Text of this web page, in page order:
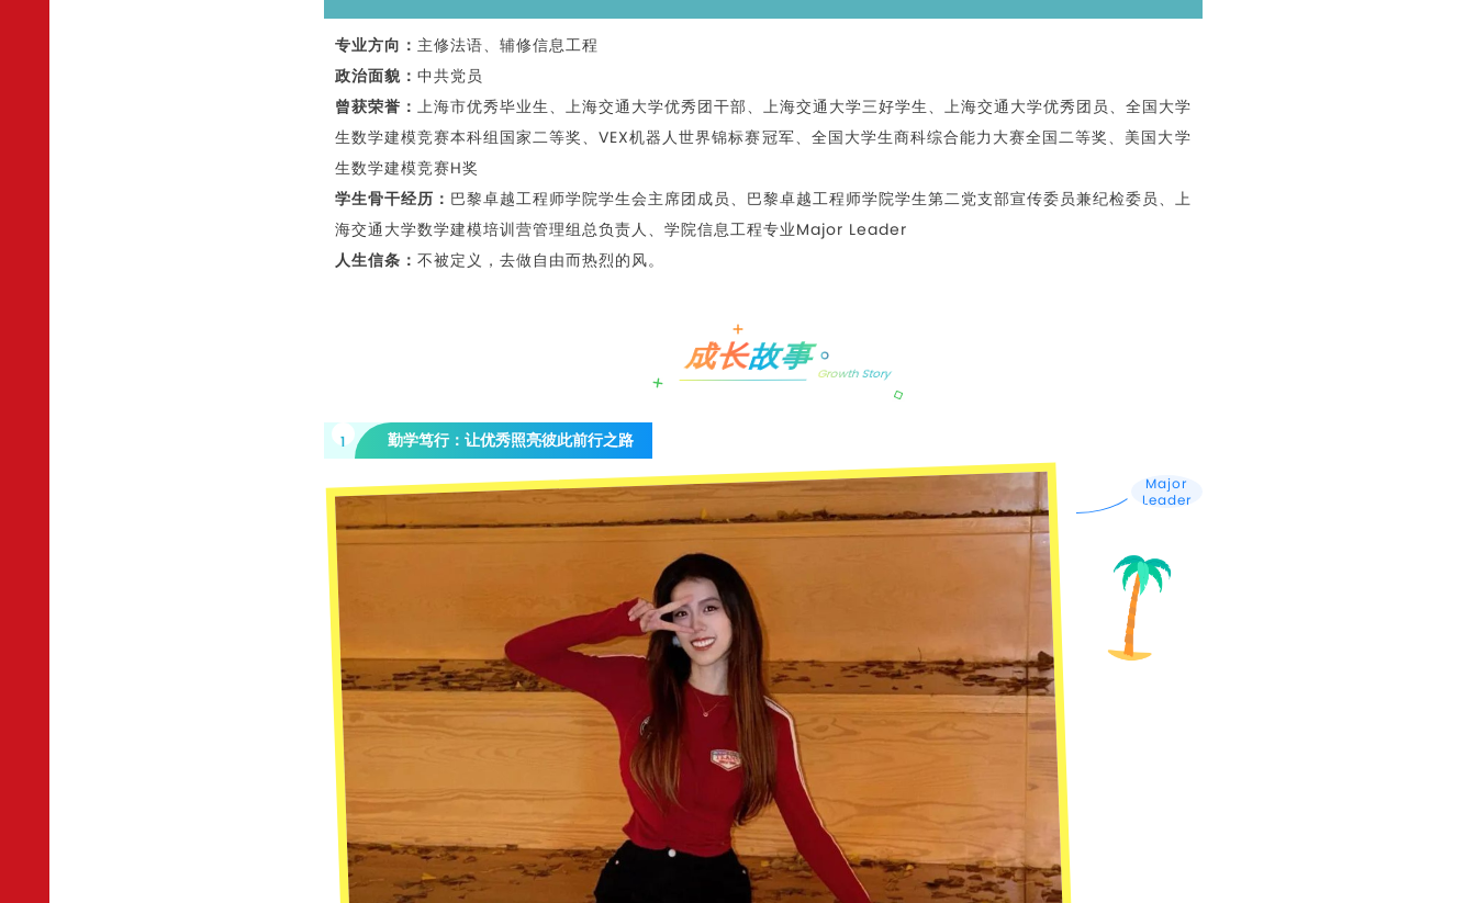
专业方向： 主修法语、辅修信息工程
政治面貌： 中共党员
曾获荣誉 ： 上海市优秀毕业生、 上海交通大学优秀团干部、 上海交通大学三好学生、 上海交通大学优秀团员、 全国大学
生数学建模竞赛本科组国家二等奖、VEX机器人世界锦标赛冠军、 全国大学生商科综合能力大赛全国二等奖、 美国大学
生数学建模竞赛H奖
学生骨干经历： 巴黎卓越工程师学院学生会主席团成员、巴黎卓越工程师学院学生第二党支部宣传委员兼纪检委员、上
海交通大学数学建模培训营管理组总负责人、学院信息工程专业Major Leader
人生信条： 不被定义，去做自由而热烈的风。
成长故事Growth Story
1 勤学笃行：让优秀照亮彼此前行之路
Major
Leader